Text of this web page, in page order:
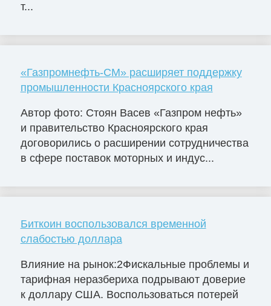
т...
«Газпромнефть-СМ» расширяет поддержку
промышленности Красноярского края
Автор фото: Стоян Васев «Газпром нефть»
и правительство Красноярского края
договорились о расширении сотрудничества
в сфере поставок моторных и индус...
Биткоин воспользовался временной
слабостью доллара
Влияние на рынок:2Фискальные проблемы и
тарифная неразбериха подрывают доверие
к доллару США. Воспользоваться потерей